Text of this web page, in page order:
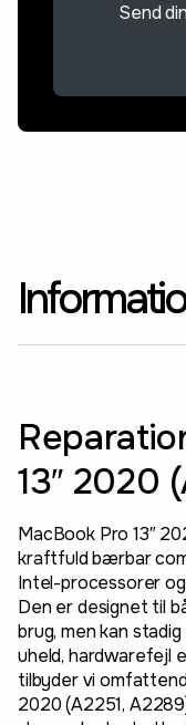
Send
13″ 2020
MacBook Pro 13″
kraftfuld bærbar
Intel-processorer
Den er designet til
brug, men kan
uheld, hardwarefejl
tilbyder vi
2020 (A2251,